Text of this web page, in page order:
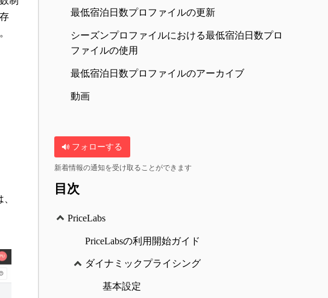
最低宿泊日数プロファイルの更新
シーズンプロファイルにおける最低宿泊日数プロ
ファイルの使用
最低宿泊日数プロファイルのアーカイブ
動画
フォローする
新着情報の通知を受け取ることができます
目次
PriceLabs
PriceLabsの利用開始ガイド
ダイナミックプライシング
基本設定